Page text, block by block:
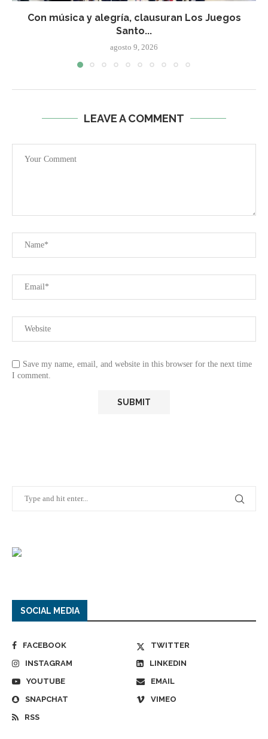
Con música y alegría, clausuran Los Juegos
Santo...
agosto 9, 2026
LEAVE A COMMENT
Save my name, email, and website in this browser for the next time
I comment.
SOCIAL MEDIA
FACEBOOK
TWITTER
INSTAGRAM
LINKEDIN
YOUTUBE
EMAIL
SNAPCHAT
VIMEO
RSS